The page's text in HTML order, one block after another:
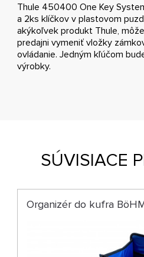
Thule 450400 One Key
a 2ks klíčkov v plastovom
akýkoľvek produkt Thule,
predajni vymeniť vložky
ovládanie. Jedným kľúčom
výrobky.
SÚVISIACE
Organizér do kufra